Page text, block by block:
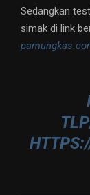
Sedangkan
simak di link